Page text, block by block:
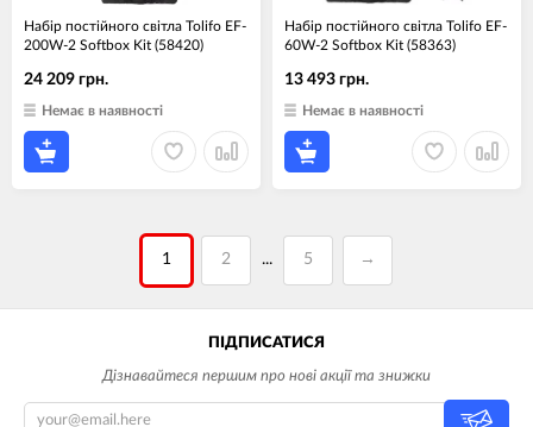
Набір постійного світла Tolifo EF-
200W-2 Softbox Kit (58420)
24 209 грн.
Немає в наявності
Набір постійного світла Tolifo EF-
60W-2 Softbox Kit (58363)
13 493 грн.
Немає в наявності
1 2 ... 5 →
ПІДПИСАТИСЯ
Дізнавайтеся першим про нові акції та знижки